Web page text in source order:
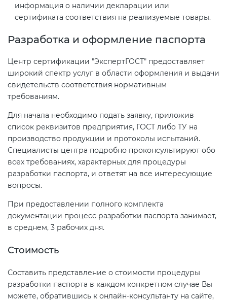
информация о наличии декларации или
сертификата соответствия на реализуемые товары.
Разработка и оформление паспорта
Центр сертификации "ЭкспертГОСТ" предоставляет
широкий спектр услуг в области оформления и выдачи
свидетельств соответствия нормативным
требованиям.
Для начала необходимо подать заявку, приложив
список реквизитов предприятия, ГОСТ либо ТУ на
производство продукции и протоколы испытаний.
Специалисты центра подробно проконсультируют обо
всех требованиях, характерных для процедуры
разработки паспорта, и ответят на все интересующие
вопросы.
При предоставлении полного комплекта
документации процесс разработки паспорта занимает,
в среднем, 3 рабочих дня.
Стоимость
Составить представление о стоимости процедуры
разработки паспорта в каждом конкретном случае Вы
можете, обратившись к онлайн-консультанту на сайте,